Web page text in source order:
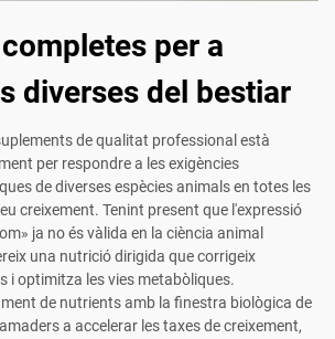
per a
diverses del bestiar
de qualitat professional està
per respondre a les exigències
de diverses espècies animals en totes les
creixement. Tenint present que l'expressió
ja no és vàlida en la ciència animal
una nutrició dirigida que corrigeix
i optimitza les vies metabòliques.
de nutrients amb la finestra biològica de
a accelerar les taxes de creixement,